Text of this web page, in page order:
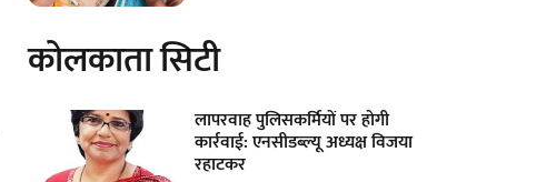
कोलकाता सिटी
लापरवाह पुलिसकर्मियों पर होगी
कार्रवाई: एनसीडब्ल्यू अध्यक्ष विजया
रहाटकर